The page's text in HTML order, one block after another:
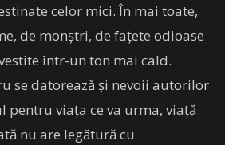
celor mici. În mai toate,
de monștri, de fațete odioase
într-un ton mai cald.
se datorează și nevoii autorilor
pentru viața ce va urma, viață
nu are legătură cu